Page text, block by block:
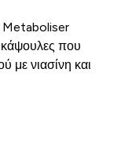
κάψουλες που
με νιασίνη και